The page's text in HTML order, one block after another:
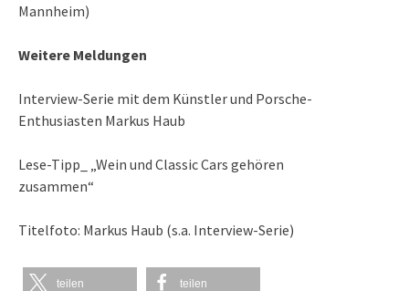
Mannheim)
Weitere Meldungen
Interview-Serie mit dem Künstler und Porsche-
Enthusiasten Markus Haub
Lese-Tipp_ „Wein und Classic Cars gehören
zusammen“
Titelfoto: Markus Haub (s.a. Interview-Serie)
teilen teilen